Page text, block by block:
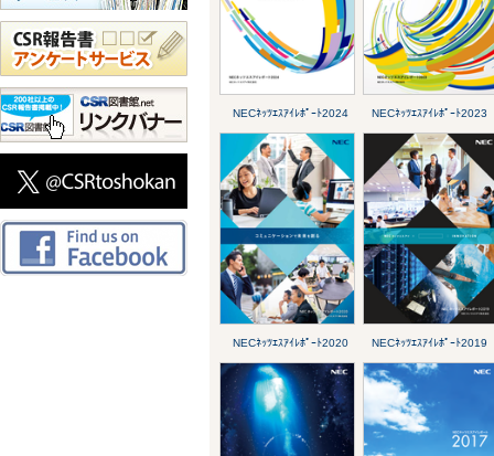
NECﾈｯﾂｴｽｱｲﾚﾎﾟｰﾄ2024 NECﾈｯﾂｴｽｱｲﾚﾎﾟｰﾄ2023
NECﾈｯﾂｴｽｱｲﾚﾎﾟｰﾄ2020 NECﾈｯﾂｴｽｱｲﾚﾎﾟｰﾄ2019